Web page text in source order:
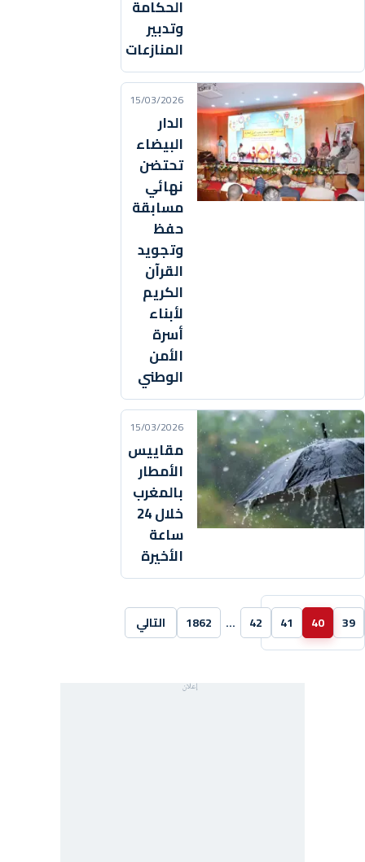
الحكامة
وتدبير
المنازعات
15/03/2026
الدار
البيضاء
تحتضن
نهائي
مسابقة
حفظ
وتجويد
القرآن
الكريم
لأبناء
أسرة
الأمن
الوطني
15/03/2026
مقاييس
الأمطار
بالمغرب
خلال 24
ساعة
الأخيرة
39
40
41
42
…
1862 التالي